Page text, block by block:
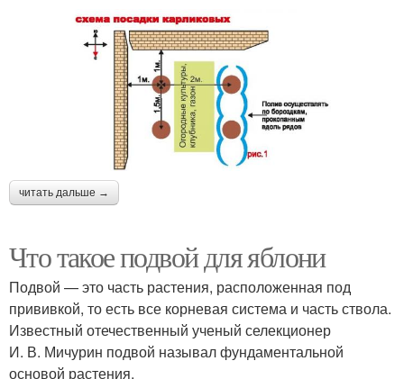
читать дальше →
Что такое подвой для яблони
Подвой — это часть растения, расположенная под
прививкой, то есть все корневая система и часть ствола.
Известный отечественный ученый селекционер
И. В. Мичурин подвой называл фундаментальной
основой растения.